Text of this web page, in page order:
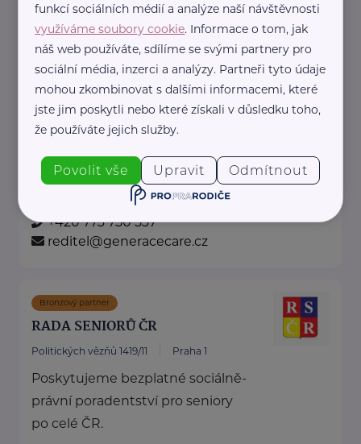
Generace Care z.ú
Šámalova 102 Brno
Pečovatelská služba, půjčovna
kompenzačních pomůcek, poradenské a
pomoc.
www.generacecare.cz
+420 773 750 537
reditel@generacecare.cz
Bronzový partner
RADA SENIORŮ ČR
Politických vězňů 1419/11 Praha 1
Poskytujeme bezplatné sociálně-
právní poradentství pro seniory
po celé ČR.
funkcí sociálních médií a analýze naší návštěvnosti
využíváme soubory cookie. Informace o tom, jak
náš web používáte, sdílíme se svými partnery pro
sociální média, inzerci a analýzy. Partneři tyto údaje
mohou zkombinovat s dalšími informacemi, které
jste jim poskytli nebo které získali v důsledku toho,
že používáte jejich služby.
Povolit vše Upravit Odmítnout